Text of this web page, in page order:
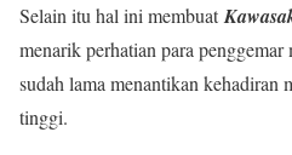
Selain itu hal ini membuat
menarik perhatian para
sudah lama menantikan kehadiran
tinggi.